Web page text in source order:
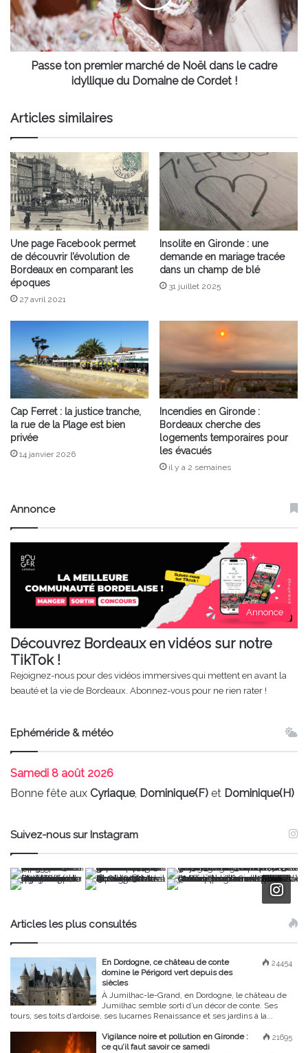
Noël
dans
le
cadre
idyllique
Cordet
!
Passe ton premier marché de Noël dans le cadre
idyllique du Domaine de Cordet !
Articles similaires
Une page Facebook permet
de découvrir l’évolution de
Bordeaux en comparant les
époques
27 avril 2021
Insolite en Gironde : une
demande en mariage tracée
dans un champ de blé
31 juillet 2025
Cap Ferret : la justice tranche,
la rue de la Plage est bien
privée
14 janvier 2026
Incendies en Gironde :
Bordeaux cherche des
logements temporaires pour
les évacués
il y a 2 semaines
Annonce
Annonce
Découvrez Bordeaux en vidéos sur notre
TikTok !
Rejoignez-nous pour des vidéos immersives qui mettent en avant la
beauté et la vie de Bordeaux. Abonnez-vous pour ne rien rater !
Ephéméride & météo
Samedi 8 août 2026
Bonne fête aux Cyriaque, Dominique(F) et Dominique(H)
Suivez-nous sur Instagram
Articles les plus consultés
24454
En Dordogne, ce château de conte
domine le Périgord vert depuis des
siècles
À Jumilhac-le-Grand, en Dordogne, le château de
Jumilhac semble sorti d’un décor de conte. Ses
tours, ses toits d’ardoise, ses lucarnes Renaissance et ses jardins à la...
21695
Vigilance noire et pollution en Gironde :
ce qu’il faut savoir ce samedi